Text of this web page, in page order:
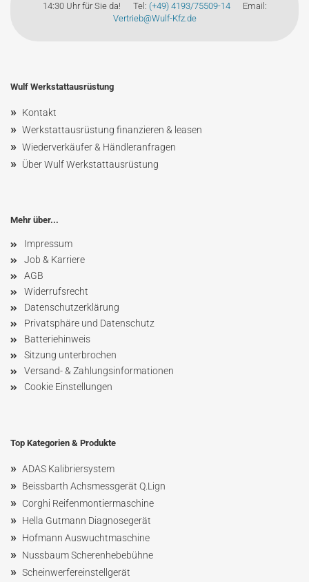
14:30 Uhr für Sie da! Tel: (+49) 4193/75509-14Email:
Vertrieb@Wulf-Kfz.de
Wulf Werkstattausrüstung
» Kontakt
» Werkstattausrüstung finanzieren & leasen
» Wiederverkäufer & Händleranfragen
» Über Wulf Werkstattausrüstung
Mehr über...
Impressum
Job & Karriere
AGB
Widerrufsrecht
Datenschutzerklärung
Privatsphäre und Datenschutz
Batteriehinweis
Sitzung unterbrochen
Versand- & Zahlungsinformationen
Cookie Einstellungen
Top Kategorien & Produkte
» ADAS Kalibriersystem
» Beissbarth Achsmessgerät Q.Lign
» Corghi Reifenmontiermaschine
» Hella Gutmann Diagnosegerät
» Hofmann Auswuchtmaschine
» NussbaumScherenhebebühne
» Scheinwerfereinstellgerät